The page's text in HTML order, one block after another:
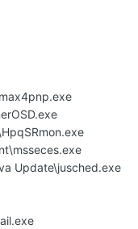
Update\jusched.exe